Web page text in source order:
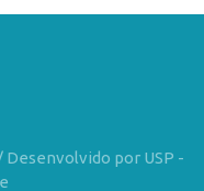
Desenvolvido por USP -